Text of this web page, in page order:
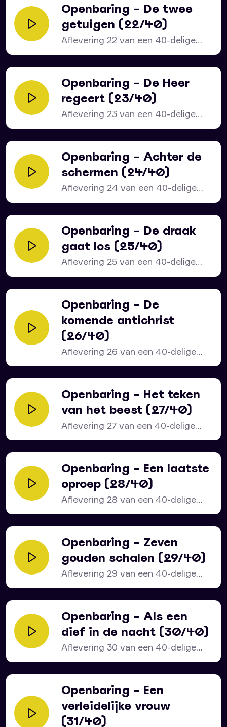
Openbaring – De twee
getuigen (22/40)
Aflevering 22 van een 40-delige
serie over het bijbelboek...
Openbaring – De Heer
regeert (23/40)
Aflevering 23 van een 40-delige
serie over het bijbelboek...
Openbaring – Achter de
schermen (24/40)
Aflevering 24 van een 40-delige
serie over het bijbelboek...
Openbaring – De draak
gaat los (25/40)
Aflevering 25 van een 40-delige
serie over het bijbelboek...
Openbaring – De
komende antichrist
(26/40)
Aflevering 26 van een 40-delige
serie over het bijbelboek...
Openbaring – Het teken
van het beest (27/40)
Aflevering 27 van een 40-delige
serie over het bijbelboek...
Openbaring – Een laatste
oproep (28/40)
Aflevering 28 van een 40-delige
serie over het bijbelboek...
Openbaring – Zeven
gouden schalen (29/40)
Aflevering 29 van een 40-delige
serie over het bijbelboek...
Openbaring – Als een
dief in de nacht (30/40)
Aflevering 30 van een 40-delige
serie over het bijbelboek...
Openbaring – Een
verleidelijke vrouw
(31/40)